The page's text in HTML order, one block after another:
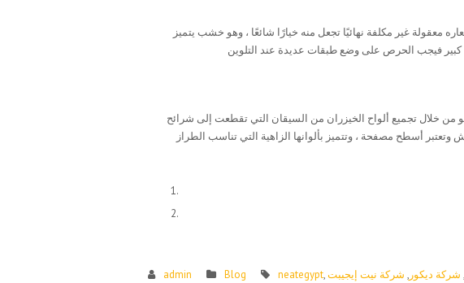
معقولة غير مكلفة نهائيًا تجعل منه خيارًا شائعًا ، وهو خشب يتميز
كبير فيجب الحرص على وضع طبقات عديدة عند التلوين
من خلال تجميع ألواح الخيزران من السيقان التي تقطعت إلى شرائح
أسطح مصفحة ، وتتميز بألوانها الزاهية التي تناسب الطراز
admin Blog neategypt, , شركة ديكور , شركة نيت إيجيبت